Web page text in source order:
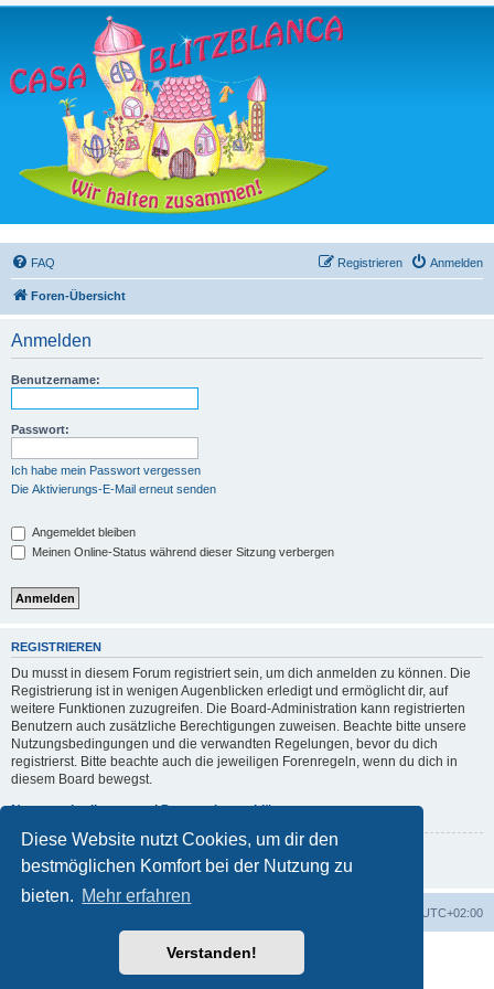
Diese Website nutzt Cookies, um dir den
bestmöglichen Komfort bei der Nutzung zu
bieten. Mehr erfahren
Verstanden!
FAQ Anmelden
Registrieren
Foren-Übersicht
Anmelden
Benutzername:
Passwort:
Ich habe mein Passwort vergessen
Die Aktivierungs-E-Mail erneut senden
Angemeldet bleiben
Meinen Online-Status während dieser Sitzung verbergen
REGISTRIEREN
Du musst in diesem Forum registriert sein, um dich anmelden zu können. Die
Registrierung ist in wenigen Augenblicken erledigt und ermöglicht dir, auf
weitere Funktionen zuzugreifen. Die Board-Administration kann registrierten
Benutzern auch zusätzliche Berechtigungen zuweisen. Beachte bitte unsere
Nutzungsbedingungen und die verwandten Regelungen, bevor du dich
registrierst. Bitte beachte auch die jeweiligen Forenregeln, wenn du dich in
diesem Board bewegst.
Nutzungsbedingungen|Datenschutzerklärung
Registrieren
UTC+02:00
Powered byphpBB® Forum Software © phpBB Limited
phpBB.de